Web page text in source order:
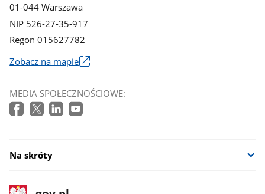
01-044 Warszawa
NIP 526-27-35-917
Regon 015627782
Zobacz na mapie
się
w
MEDIA SPOŁECZNOŚCIOWE:
Na skróty
stopka